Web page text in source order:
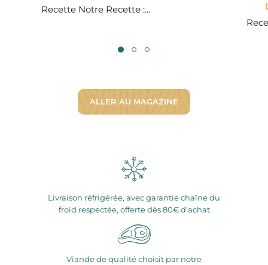
Recette Notre Recette :...
ALLER AU MAGAZINE
Livraison réfrigérée, avec garantie chaîne du
froid respectée, offerte dès 80€ d’achat
Viande de qualité choisit par notre